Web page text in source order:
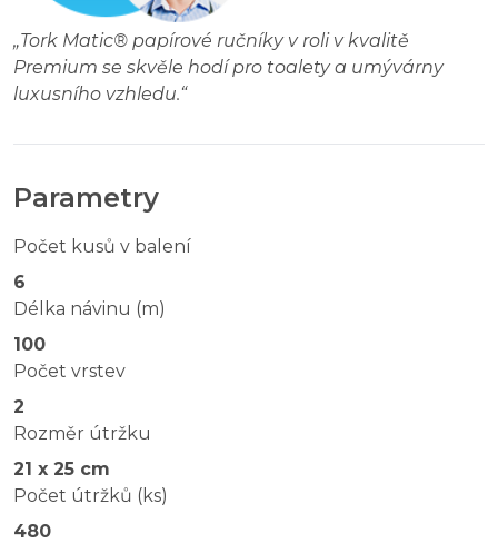
„Tork Matic® papírové ručníky v roli v kvalitě
Premium se skvěle hodí pro toalety a umývárny
luxusního vzhledu.“
Parametry
Počet kusů v balení
6
Délka návinu (m)
100
Počet vrstev
2
Rozměr útržku
21 x 25 cm
Počet útržků (ks)
480